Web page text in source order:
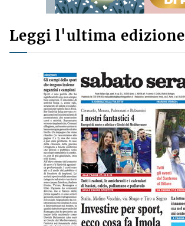
Leggi l'ultima edizione